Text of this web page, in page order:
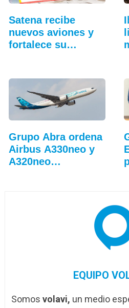
Satena recibe
nuevos aviones y
fortalece su
Grupo Abra ordena
Airbus A330neo y
A320neo
EQUIPO
Somosvolavi, un medio